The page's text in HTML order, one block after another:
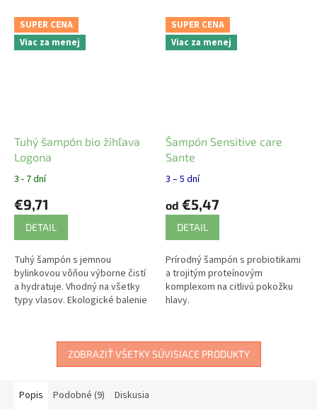
SUPER CENA
Viac za menej
Tuhý šampón bio žihľava
Logona
3 - 7 dní
€9,71
DETAIL
Tuhý šampón s jemnou
bylinkovou vôňou výborne čistí
a hydratuje. Vhodný na všetky
typy vlasov. Ekologické balenie
SUPER CENA
Viac za menej
Šampón Sensitive care
Sante
3 – 5 dní
od €5,47
DETAIL
Prírodný šampón s probiotikami
a trojitým proteínovým
komplexom na citlivú pokožku
hlavy.
ZOBRAZIŤ VŠETKY SÚVISIACE PRODUKTY
Popis Podobné (9) Diskusia